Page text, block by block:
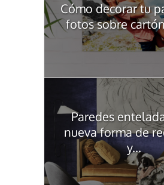
Cómo decorar tu
fotos sobre
Paredes
nueva forma de
y...